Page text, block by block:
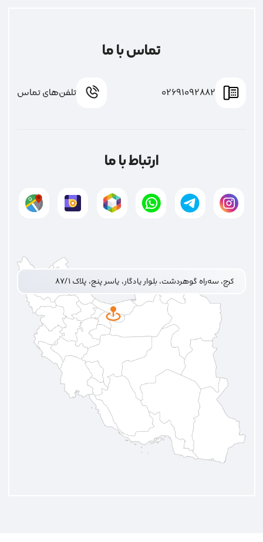
تماس با ما
02691092882 تلفن‌های تماس
ارتباط با ما
کرج، سه‌راه گوهردشت، بلوار یادگار، یاسر پنج، پلاک ۸۷/۱